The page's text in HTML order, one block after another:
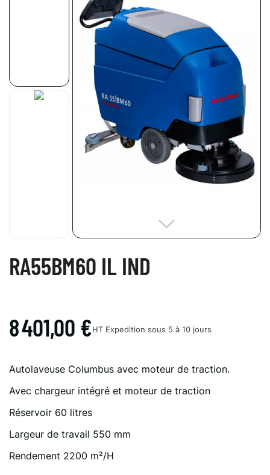
RA55BM60 IL IND
8 401,00 €HT Expedition sous 5 à 10 jours
Autolaveuse Columbus avec moteur de traction.
Avec chargeur intégré et moteur de traction
Réservoir 60 litres
Largeur de travail 550 mm
Rendement 2200 m²/H